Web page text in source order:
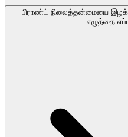
பிராண்ட் நிலைத்தன்மையை
எழுத்தை